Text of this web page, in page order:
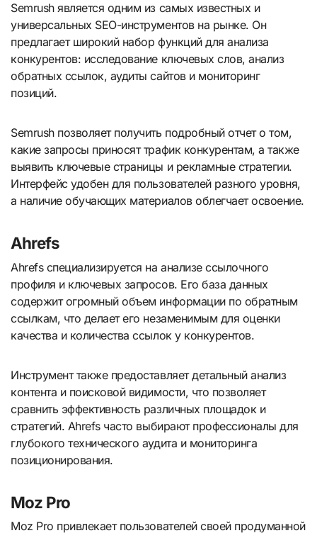
Semrush является одним из самых известных и
универсальных SEO-инструментов на рынке. Он
предлагает широкий набор функций для анализа
конкурентов: исследование ключевых слов, анализ
обратных ссылок, аудиты сайтов и мониторинг
позиций.
Semrush позволяет получить подробный отчет о том,
какие запросы приносят трафик конкурентам, а также
выявить ключевые страницы и рекламные стратегии.
Интерфейс удобен для пользователей разного уровня,
а наличие обучающих материалов облегчает освоение.
Ahrefs
Ahrefs специализируется на анализе ссылочного
профиля и ключевых запросов. Его база данных
содержит огромный объем информации по обратным
ссылкам, что делает его незаменимым для оценки
качества и количества ссылок у конкурентов.
Инструмент также предоставляет детальный анализ
контента и поисковой видимости, что позволяет
сравнить эффективность различных площадок и
стратегий. Ahrefs часто выбирают профессионалы для
глубокого технического аудита и мониторинга
позиционирования.
Moz Pro
Moz Pro привлекает пользователей своей продуманной